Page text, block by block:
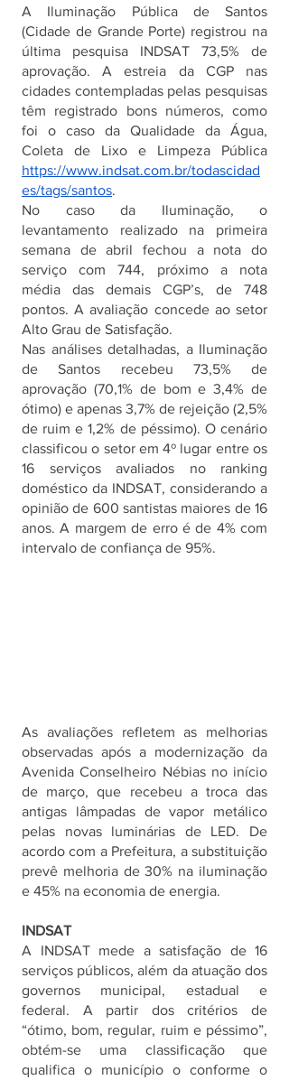
A Iluminação Pública de Santos
(Cidade de Grande Porte) registrou na
última pesquisa INDSAT 73,5% de
aprovação. A estreia da CGP nas
cidades contempladas pelas pesquisas
têm registrado bons números, como
foi o caso da Qualidade da Água,
Coleta de Lixo e Limpeza Pública
https://www.indsat.com.br/todascidad
es/tags/santos.
No caso da Iluminação, o
levantamento realizado na primeira
semana de abril fechou a nota do
serviço com 744, próximo a nota
média das demais CGP’s, de 748
pontos. A avaliação concede ao setor
Alto Grau de Satisfação.
Nas análises detalhadas, a Iluminação
de Santos recebeu 73,5% de
aprovação (70,1% de bom e 3,4% de
ótimo) e apenas 3,7% de rejeição (2,5%
de ruim e 1,2% de péssimo). O cenário
classificou o setor em 4º lugar entre os
16 serviços avaliados no ranking
doméstico da INDSAT, considerando a
opinião de 600 santistas maiores de 16
anos. A margem de erro é de 4% com
intervalo de confiança de 95%.
As avaliações refletem as melhorias
observadas após a modernização da
Avenida Conselheiro Nébias no início
de março, que recebeu a troca das
antigas lâmpadas de vapor metálico
pelas novas luminárias de LED. De
acordo com a Prefeitura, a substituição
prevê melhoria de 30% na iluminação
e 45% na economia de energia.
INDSAT
A INDSAT mede a satisfação de 16
serviços públicos, além da atuação dos
governos municipal, estadual e
federal. A partir dos critérios de
“ótimo, bom, regular, ruim e péssimo”,
obtém-se uma classificação que
qualifica o município o conforme o